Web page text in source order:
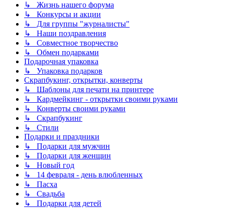
↳ Жизнь нашего форума
↳ Конкурсы и акции
↳ Для группы "журналисты"
↳ Наши поздравления
↳ Совместное творчество
↳ Обмен подарками
Подарочная упаковка
↳ Упаковка подарков
Скрапбукинг, открытки, конверты
↳ Шаблоны для печати на принтере
↳ Кардмейкинг - открытки своими руками
↳ Конверты своими руками
↳ Скрапбукинг
↳ Стили
Подарки и праздники
↳ Подарки для мужчин
↳ Подарки для женщин
↳ Новый год
↳ 14 февраля - день влюбленных
↳ Пасха
↳ Свадьба
↳ Подарки для детей